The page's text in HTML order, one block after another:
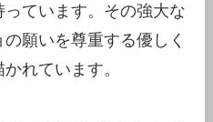
ています。その強大な
願いを尊重する優しく
れています。